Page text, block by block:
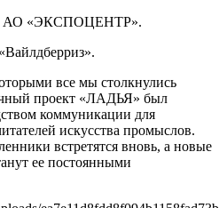
— АО «ЭКСПОЦЕНТР».
все мы столкнулись
проект «ЛАДЬЯ» был
коммуникации для
искусства промыслов.
встретятся вновь, а новые
ее постоянными